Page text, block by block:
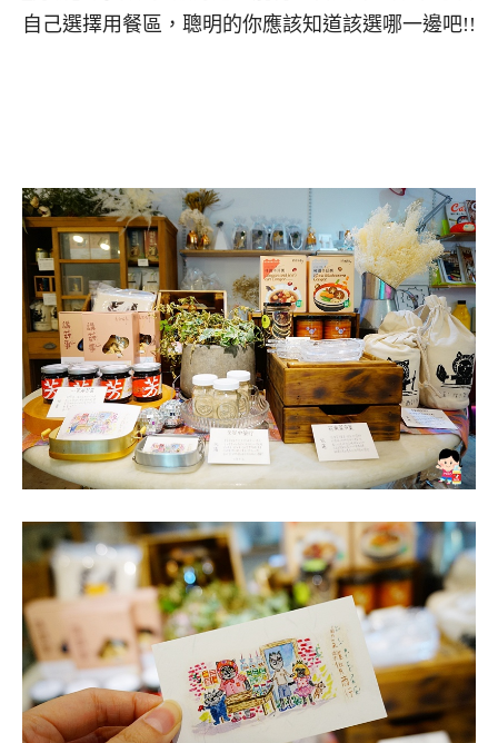
自己選擇用餐區，聰明的你應該知道該選哪一邊吧!!